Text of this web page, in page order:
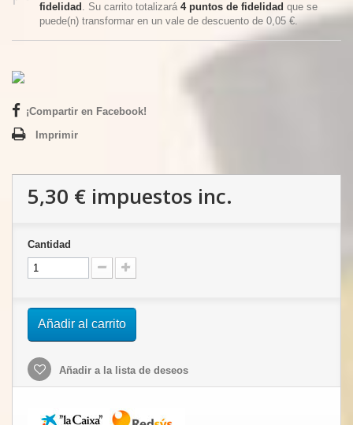
fidelidad . Su carrito totalizará 4puntos de fidelidad que se
puede(n) transformar en un vale de descuento de 0,05 €.
¡Compartir en Facebook!
Imprimir
5,30 € impuestos inc.
Cantidad
Añadir al carrito
Añadir a la lista de deseos